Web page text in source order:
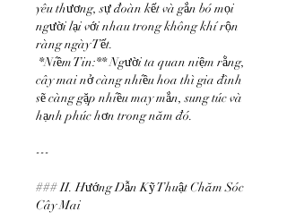
yêu thương, sự đoàn kết và gắn bó mọi
người lại với nhau trong không khí rộn
ràng ngày Tết.
*Niềm Tin:** Người ta quan niệm rằng,
cây mai nở càng nhiều hoa thì gia đình
sẽ càng gặp nhiều may mắn, sung túc và
hạnh phúc hơn trong năm đó.
---
### II. Hướng Dẫn Kỹ Thuật Chăm Sóc
Cây Mai